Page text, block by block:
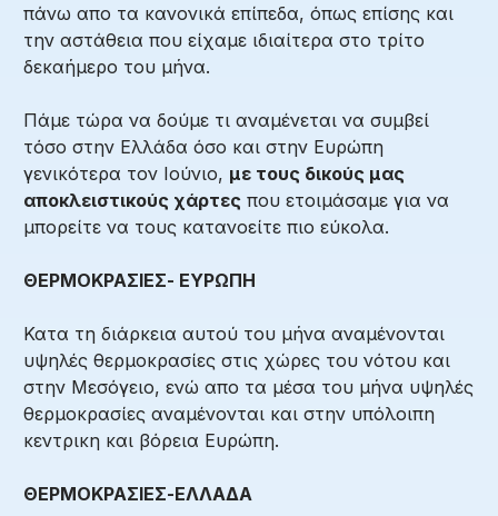
πάνω απο τα κανονικά επίπεδα, όπως επίσης και
την αστάθεια που είχαμε ιδιαίτερα στο τρίτο
δεκαήμερο του μήνα.
Πάμε τώρα να δούμε τι αναμένεται να συμβεί
τόσο στην Ελλάδα όσο και στην Ευρώπη
γενικότερα τον Ιούνιο, με τους δικούς μας
αποκλειστικούς χάρτες που ετοιμάσαμε για να
μπορείτε να τους κατανοείτε πιο εύκολα.
ΘΕΡΜΟΚΡΑΣΙΕΣ- ΕΥΡΩΠΗ
Κατα τη διάρκεια αυτού του μήνα αναμένονται
υψηλές θερμοκρασίες στις χώρες του νότου και
στην Μεσόγειο, ενώ απο τα μέσα του μήνα υψηλές
θερμοκρασίες αναμένονται και στην υπόλοιπη
κεντρικη και βόρεια Ευρώπη.
ΘΕΡΜΟΚΡΑΣΙΕΣ-ΕΛΛΑΔΑ